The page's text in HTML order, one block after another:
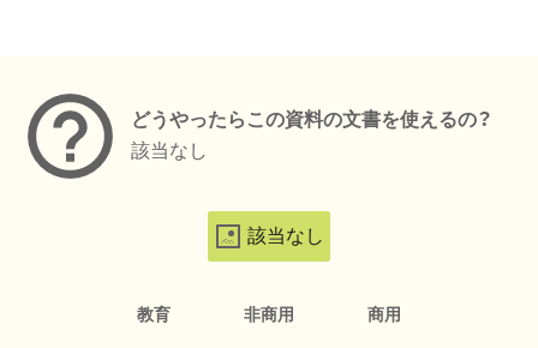
どうやったらこの資料の文書を使えるの？
該当なし
該当なし
教育 非商用 商用